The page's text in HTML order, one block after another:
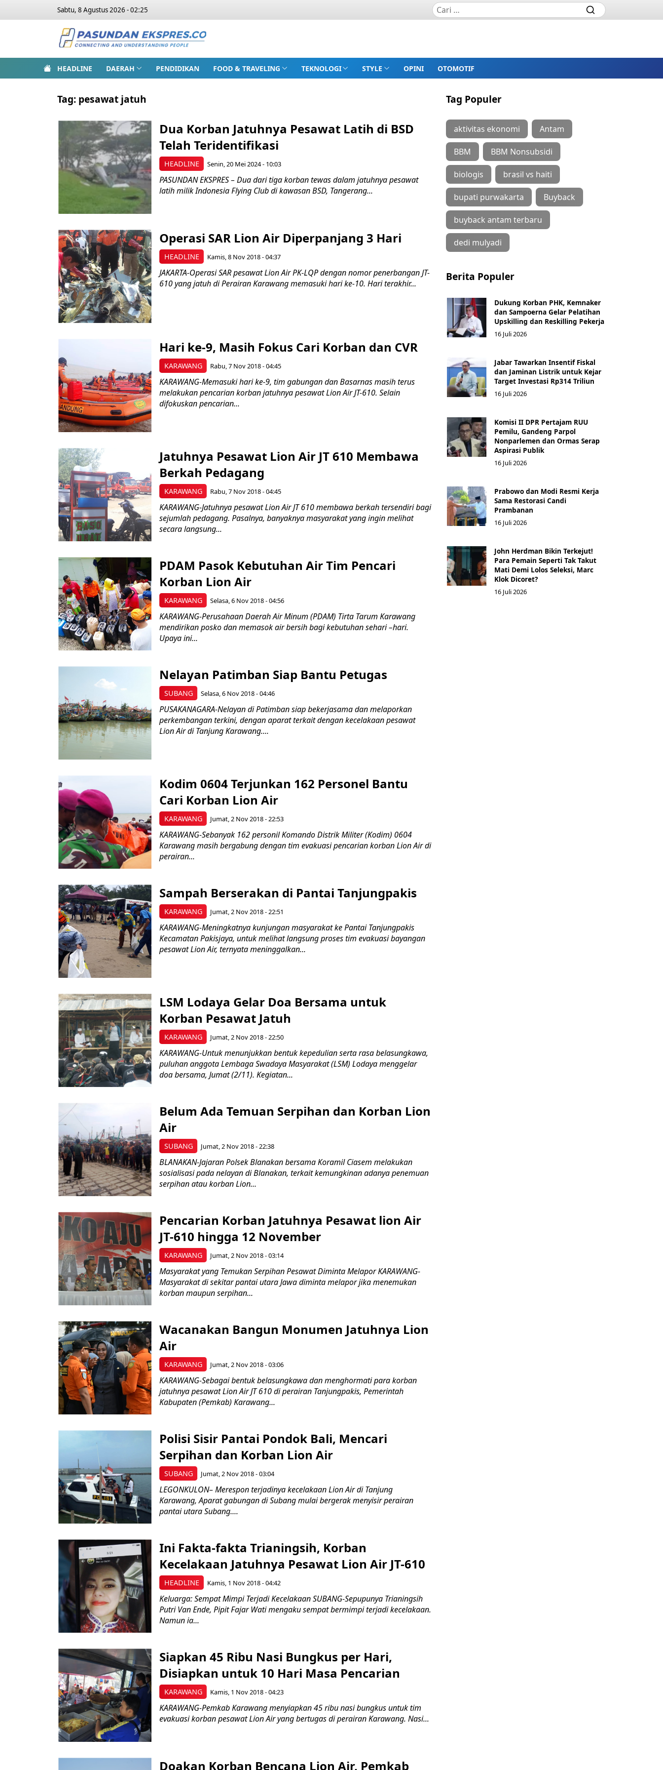
Sabtu, 8 Agustus 2026 - 02:25
HEADLINE DAERAH PENDIDIKAN FOOD & TRAVELING TEKNOLOGI STYLE OPINI OTOMOTIF
Tag: pesawat jatuh
HEADLINE
Dua Korban Jatuhnya Pesawat Latih di BSD
Telah Teridentifikasi
Senin, 20 Mei 2024 - 10:03
PASUNDAN EKSPRES – Dua dari tiga korban tewas dalam jatuhnya pesawat
latih milik Indonesia Flying Club di kawasan BSD, Tangerang...
HEADLINE
Operasi SAR Lion Air Diperpanjang 3 Hari
Kamis, 8 Nov 2018 - 04:37
JAKARTA-Operasi SAR pesawat Lion Air PK-LQP dengan nomor penerbangan JT-
610 yang jatuh di Perairan Karawang memasuki hari ke-10. Hari terakhir...
KARAWANG
Hari ke-9, Masih Fokus Cari Korban dan CVR
Rabu, 7 Nov 2018 - 04:45
KARAWANG-Memasuki hari ke-9, tim gabungan dan Basarnas masih terus
melakukan pencarian korban jatuhnya pesawat Lion Air JT-610. Selain
difokuskan pencarian...
KARAWANG
Jatuhnya Pesawat Lion Air JT 610 Membawa
Berkah Pedagang
Rabu, 7 Nov 2018 - 04:45
KARAWANG-Jatuhnya pesawat Lion Air JT 610 membawa berkah tersendiri bagi
sejumlah pedagang. Pasalnya, banyaknya masyarakat yang ingin melihat
secara langsung...
KARAWANG
PDAM Pasok Kebutuhan Air Tim Pencari
Korban Lion Air
Selasa, 6 Nov 2018 - 04:56
KARAWANG-Perusahaan Daerah Air Minum (PDAM) Tirta Tarum Karawang
mendirikan posko dan memasok air bersih bagi kebutuhan sehari –hari.
Upaya ini...
SUBANG
Nelayan Patimban Siap Bantu Petugas
Selasa, 6 Nov 2018 - 04:46
PUSAKANAGARA-Nelayan di Patimban siap bekerjasama dan melaporkan
perkembangan terkini, dengan aparat terkait dengan kecelakaan pesawat
Lion Air di Tanjung Karawang....
KARAWANG
Kodim 0604 Terjunkan 162 Personel Bantu
Cari Korban Lion Air
Jumat, 2 Nov 2018 - 22:53
KARAWANG-Sebanyak 162 personil Komando Distrik Militer (Kodim) 0604
Karawang masih bergabung dengan tim evakuasi pencarian korban Lion Air di
perairan...
KARAWANG
Sampah Berserakan di Pantai Tanjungpakis
Jumat, 2 Nov 2018 - 22:51
KARAWANG-Meningkatnya kunjungan masyarakat ke Pantai Tanjungpakis
Kecamatan Pakisjaya, untuk melihat langsung proses tim evakuasi bayangan
pesawat Lion Air, ternyata meninggalkan...
KARAWANG
LSM Lodaya Gelar Doa Bersama untuk
Korban Pesawat Jatuh
Jumat, 2 Nov 2018 - 22:50
KARAWANG-Untuk menunjukkan bentuk kepedulian serta rasa belasungkawa,
puluhan anggota Lembaga Swadaya Masyarakat (LSM) Lodaya menggelar
doa bersama, Jumat (2/11). Kegiatan...
SUBANG
Belum Ada Temuan Serpihan dan Korban Lion
Air
Jumat, 2 Nov 2018 - 22:38
BLANAKAN-Jajaran Polsek Blanakan bersama Koramil Ciasem melakukan
sosialisasi pada nelayan di Blanakan, terkait kemungkinan adanya penemuan
serpihan atau korban Lion...
KARAWANG
Pencarian Korban Jatuhnya Pesawat lion Air
JT-610 hingga 12 November
Jumat, 2 Nov 2018 - 03:14
Masyarakat yang Temukan Serpihan Pesawat Diminta Melapor KARAWANG-
Masyarakat di sekitar pantai utara Jawa diminta melapor jika menemukan
korban maupun serpihan...
KARAWANG
Wacanakan Bangun Monumen Jatuhnya Lion
Air
Jumat, 2 Nov 2018 - 03:06
KARAWANG-Sebagai bentuk belasungkawa dan menghormati para korban
jatuhnya pesawat Lion Air JT 610 di perairan Tanjungpakis, Pemerintah
Kabupaten (Pemkab) Karawang...
SUBANG
Polisi Sisir Pantai Pondok Bali, Mencari
Serpihan dan Korban Lion Air
Jumat, 2 Nov 2018 - 03:04
LEGONKULON– Merespon terjadinya kecelakaan Lion Air di Tanjung
Karawang, Aparat gabungan di Subang mulai bergerak menyisir perairan
pantai utara Subang....
HEADLINE
Ini Fakta-fakta Trianingsih, Korban
Kecelakaan Jatuhnya Pesawat Lion Air JT-610
Kamis, 1 Nov 2018 - 04:42
Keluarga: Sempat Mimpi Terjadi Kecelakaan SUBANG-Sepupunya Trianingsih
Putri Van Ende, Pipit Fajar Wati mengaku sempat bermimpi terjadi kecelakaan.
Namun ia...
KARAWANG
Siapkan 45 Ribu Nasi Bungkus per Hari,
Disiapkan untuk 10 Hari Masa Pencarian
Kamis, 1 Nov 2018 - 04:23
KARAWANG-Pemkab Karawang menyiapkan 45 ribu nasi bungkus untuk tim
evakuasi korban pesawat Lion Air yang bertugas di perairan Karawang. Nasi...
Doakan Korban Bencana Lion Air, Pemkab
Tag Populer
aktivitas ekonomi Antam
BBM BBM Nonsubsidi
biologis brasil vs haiti
bupati purwakarta Buyback
buyback antam terbaru
dedi mulyadi
Berita Populer
Dukung Korban PHK, Kemnaker
dan Sampoerna Gelar Pelatihan
Upskilling dan Reskilling Pekerja
16 Juli 2026
Jabar Tawarkan Insentif Fiskal
dan Jaminan Listrik untuk Kejar
Target Investasi Rp314 Triliun
16 Juli 2026
Komisi II DPR Pertajam RUU
Pemilu, Gandeng Parpol
Nonparlemen dan Ormas Serap
Aspirasi Publik
16 Juli 2026
Prabowo dan Modi Resmi Kerja
Sama Restorasi Candi
Prambanan
16 Juli 2026
John Herdman Bikin Terkejut!
Para Pemain Seperti Tak Takut
Mati Demi Lolos Seleksi, Marc
Klok Dicoret?
16 Juli 2026